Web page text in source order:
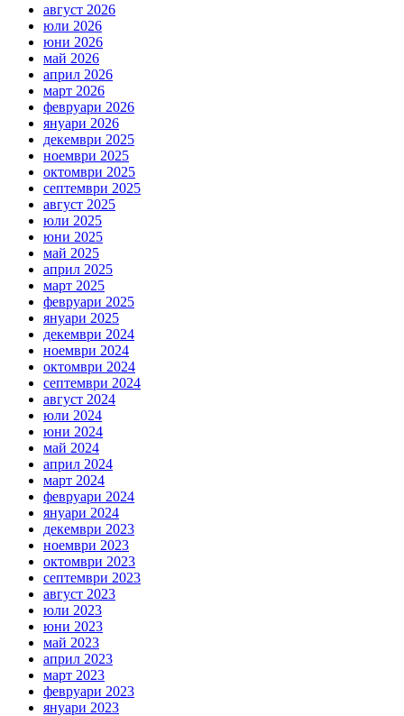
август 2026
юли 2026
юни 2026
май 2026
април 2026
март 2026
февруари 2026
януари 2026
декември 2025
ноември 2025
октомври 2025
септември 2025
август 2025
юли 2025
юни 2025
май 2025
април 2025
март 2025
февруари 2025
януари 2025
декември 2024
ноември 2024
октомври 2024
септември 2024
август 2024
юли 2024
юни 2024
май 2024
април 2024
март 2024
февруари 2024
януари 2024
декември 2023
ноември 2023
октомври 2023
септември 2023
август 2023
юли 2023
юни 2023
май 2023
април 2023
март 2023
февруари 2023
януари 2023